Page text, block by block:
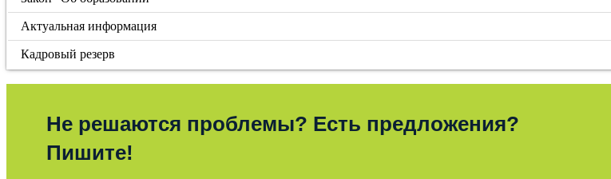
Актуальная информация
Кадровый резерв
Не решаются проблемы? Есть предложения?
Пишите!